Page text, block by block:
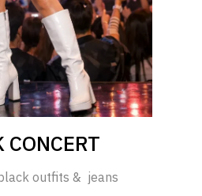
CONCERT
outfits & jeans